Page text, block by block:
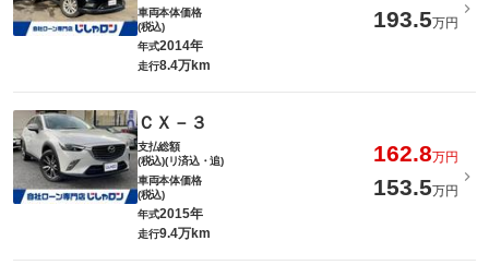
車両本体価格
(税込)
193.5万円
年式2014年
走行8.4万km
ＣＸ－３
支払総額
(税込)(リ済込・追)
162.8万円
車両本体価格
(税込)
153.5万円
年式2015年
走行9.4万km